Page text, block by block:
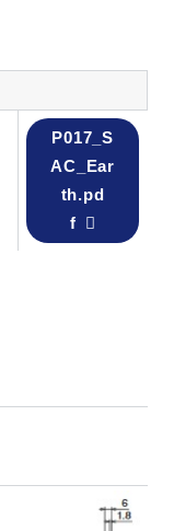
P017_S
AC_Ear
th.pd
f